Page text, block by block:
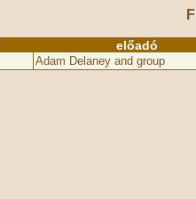
előadó
Adam Delaney and group